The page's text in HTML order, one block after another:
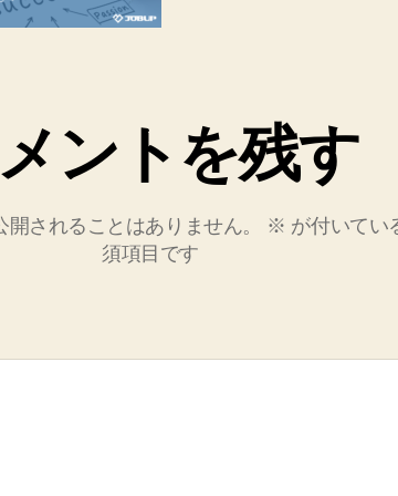
ントを残す
されることはありません。 ※ が付いてい
須項目です